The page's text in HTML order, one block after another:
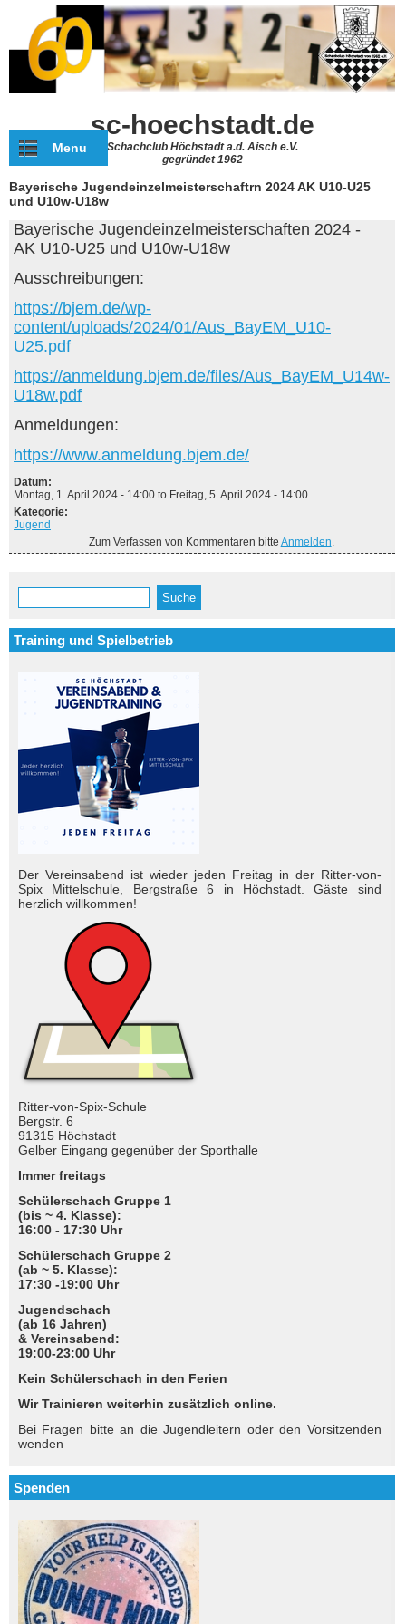
Direkt zum Inhalt
sc-hoechstadt.de
Schachclub Höchstadt a.d. Aisch e.V.
gegründet 1962
Menu
Bayerische Jugendeinzelmeisterschaftrn 2024 AK U10-U25
und U10w-U18w
Bayerische Jugendeinzelmeisterschaften 2024 -
AK U10-U25 und U10w-U18w
Ausschreibungen:
https://bjem.de/wp-
content/uploads/2024/01/Aus_BayEM_U10-
U25.pdf
https://anmeldung.bjem.de/files/Aus_BayEM_U14w-
U18w.pdf
Anmeldungen:
https://www.anmeldung.bjem.de/
Datum:
Montag, 1. April 2024 - 14:00 to Freitag, 5. April 2024 - 14:00
Kategorie:
Jugend
Zum Verfassen von Kommentaren bitte Anmelden.
Suchformular
Suche
Training und Spielbetrieb
Der Vereinsabend ist wieder jeden Freitag in der Ritter-von-
Spix Mittelschule, Bergstraße 6 in Höchstadt. Gäste sind
herzlich will­kom­men!
Ritter-von-Spix-Schule
Bergstr. 6
91315 Höchstadt
Gelber Eingang gegenüber der Sporthalle
Immer freitags
Schülerschach Gruppe 1
(bis ~ 4. Klasse):
16:00 - 17:30 Uhr
Schülerschach Gruppe 2
(ab ~ 5. Klasse):
17:30 -19:00 Uhr
Jugendschach
(ab 16 Jahren)
& Vereinsabend:
19:00-23:00 Uhr
Kein Schülerschach in den Ferien
Wir Trainieren weiterhin zusätzlich online.
Bei Fragen bitte an dieJugendleitern oder den Vorsitzenden
wenden
Spenden